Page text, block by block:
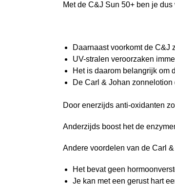
Met de C&J Sun 50+ ben je
Daarnaast voorkomt de C&J
UV-stralen veroorzaken
Het is daarom belangrijk om
De Carl & Johan
Door enerzijds anti-oxidanten
Anderzijds boost het de
Andere voordelen van de Carl
Het bevat geen
Je kan met een gerust hart